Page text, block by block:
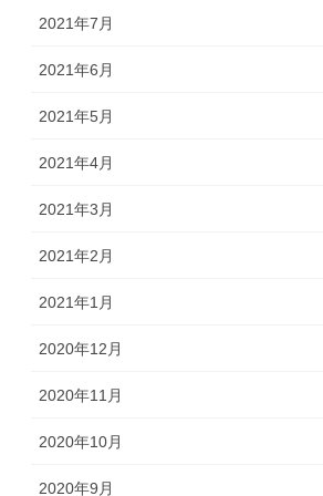
2021年7月
2021年6月
2021年5月
2021年4月
2021年3月
2021年2月
2021年1月
2020年12月
2020年11月
2020年10月
2020年9月